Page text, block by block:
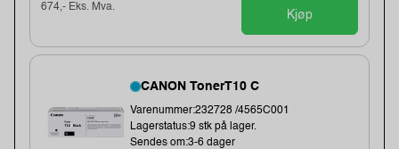
674,- Eks. Mva.
Kjøp
CANON TonerT10 C
Varenummer:232728 /4565C001
Lagerstatus:9 stk på lager.
Sendes om:3-6 dager